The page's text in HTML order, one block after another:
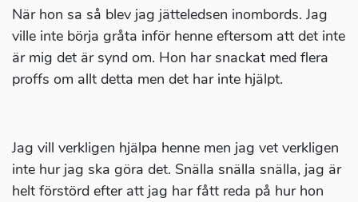
När hon sa så blev jag jätteledsen inombords. Jag
ville inte börja gråta inför henne eftersom att det inte
är mig det är synd om. Hon har snackat med flera
proffs om allt detta men det har inte hjälpt.
Jag vill verkligen hjälpa henne men jag vet verkligen
inte hur jag ska göra det. Snälla snälla snälla, jag är
helt förstörd efter att jag har fått reda på hur hon